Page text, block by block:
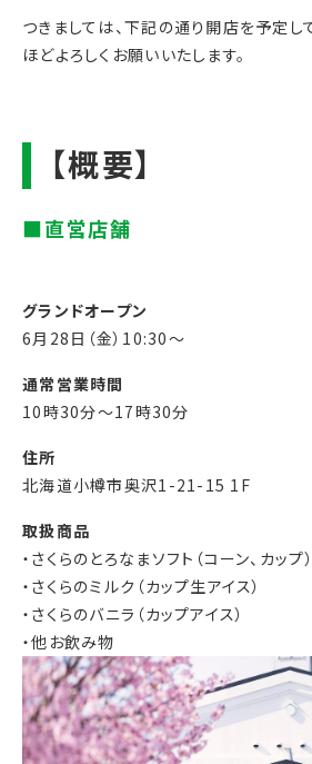
つきましては、下記の通り開店を予定し
ほどよろしくお願いいたします。
グランドオープン
6月28日（金）10:30～
通常営業時間
10時30分～17時30分
住所
北海道小樽市奥沢1-21-15 1F
取扱商品
・さくらのとろなまソフト（コーン、カップ）
・さくらのミルク（カップ生アイス）
・さくらのバニラ（カップアイス）
・他お飲み物